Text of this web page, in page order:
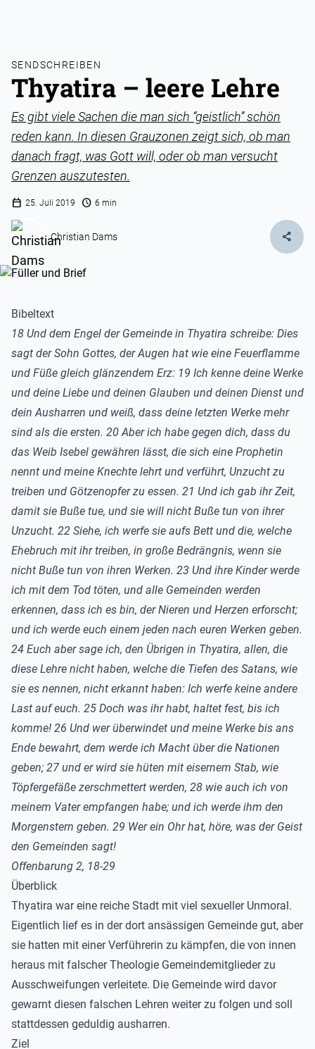
SENDSCHREIBEN
Thyatira – leere Lehre
Es gibt viele Sachen die man sich “geistlich” schön
reden kann. In diesen Grauzonen zeigt sich, ob man
danach fragt, was Gott will, oder ob man versucht
Grenzen auszutesten.
calendar_today 25. Juli 2019 schedule 6 min
Christian Dams share
Bibeltext
18 Und dem Engel der Gemeinde in Thyatira schreibe: Dies
sagt der Sohn Gottes, der Augen hat wie eine Feuerflamme
und Füße gleich glänzendem Erz: 19 Ich kenne deine Werke
und deine Liebe und deinen Glauben und deinen Dienst und
dein Ausharren und weiß, dass deine letzten Werke mehr
sind als die ersten. 20 Aber ich habe gegen dich, dass du
das Weib Isebel gewähren lässt, die sich eine Prophetin
nennt und meine Knechte lehrt und verführt, Unzucht zu
treiben und Götzenopfer zu essen. 21 Und ich gab ihr Zeit,
damit sie Buße tue, und sie will nicht Buße tun von ihrer
Unzucht. 22 Siehe, ich werfe sie aufs Bett und die, welche
Ehebruch mit ihr treiben, in große Bedrängnis, wenn sie
nicht Buße tun von ihren Werken. 23 Und ihre Kinder werde
ich mit dem Tod töten, und alle Gemeinden werden
erkennen, dass ich es bin, der Nieren und Herzen erforscht;
und ich werde euch einem jeden nach euren Werken geben.
24 Euch aber sage ich, den Übrigen in Thyatira, allen, die
diese Lehre nicht haben, welche die Tiefen des Satans, wie
sie es nennen, nicht erkannt haben: Ich werfe keine andere
Last auf euch. 25 Doch was ihr habt, haltet fest, bis ich
komme! 26 Und wer überwindet und meine Werke bis ans
Ende bewahrt, dem werde ich Macht über die Nationen
geben; 27 und er wird sie hüten mit eisernem Stab, wie
Töpfergefäße zerschmettert werden, 28 wie auch ich von
meinem Vater empfangen habe; und ich werde ihm den
Morgenstern geben. 29 Wer ein Ohr hat, höre, was der Geist
den Gemeinden sagt!
Offenbarung 2, 18-29
Überblick
Thyatira war eine reiche Stadt mit viel sexueller Unmoral.
Eigentlich lief es in der dort ansässigen Gemeinde gut, aber
sie hatten mit einer Verführerin zu kämpfen, die von innen
heraus mit falscher Theologie Gemeindemitglieder zu
Ausschweifungen verleitete. Die Gemeinde wird davor
gewarnt diesen falschen Lehren weiter zu folgen und soll
stattdessen geduldig ausharren.
Ziel